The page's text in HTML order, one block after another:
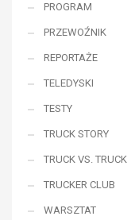
PROGRAM
PRZEWOŹNIK
REPORTAŻE
TELEDYSKI
TESTY
TRUCK STORY
TRUCK VS. TRUCK
TRUCKER CLUB
WARSZTAT